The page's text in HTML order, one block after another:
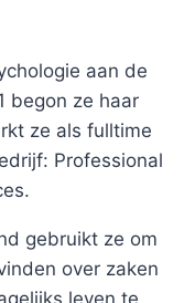
aan de
begon ze haar
ze als fulltime
Professional
gebruikt ze om
over zaken
leven te